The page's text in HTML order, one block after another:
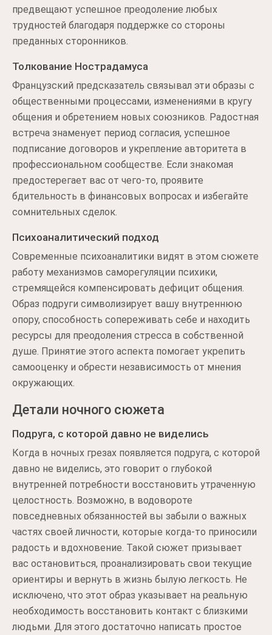
предвещают успешное преодоление любых
трудностей благодаря поддержке со стороны
преданных сторонников.
Толкование Нострадамуса
Французский предсказатель связывал эти образы с
общественными процессами, изменениями в кругу
общения и обретением новых союзников. Радостная
встреча знаменует период согласия, успешное
подписание договоров и укрепление авторитета в
профессиональном сообществе. Если знакомая
предостерегает вас от чего-то, проявите
бдительность в финансовых вопросах и избегайте
сомнительных сделок.
Психоаналитический подход
Современные психоаналитики видят в этом сюжете
работу механизмов саморегуляции психики,
стремящейся компенсировать дефицит общения.
Образ подруги символизирует вашу внутреннюю
опору, способность сопереживать себе и находить
ресурсы для преодоления стресса в собственной
душе. Принятие этого аспекта помогает укрепить
самооценку и обрести независимость от мнения
окружающих.
Детали ночного сюжета
Подруга, с которой давно не виделись
Когда в ночных грезах появляется подруга, с которой
давно не виделись, это говорит о глубокой
внутренней потребности восстановить утраченную
целостность. Возможно, в водовороте
повседневных обязанностей вы забыли о важных
частях своей личности, которые когда-то приносили
радость и вдохновение. Такой сюжет призывает
вас остановиться, проанализировать свои текущие
ориентиры и вернуть в жизнь былую легкость. Не
исключено, что этот образ указывает на реальную
необходимость восстановить контакт с близкими
людьми. Для этого достаточно написать простое